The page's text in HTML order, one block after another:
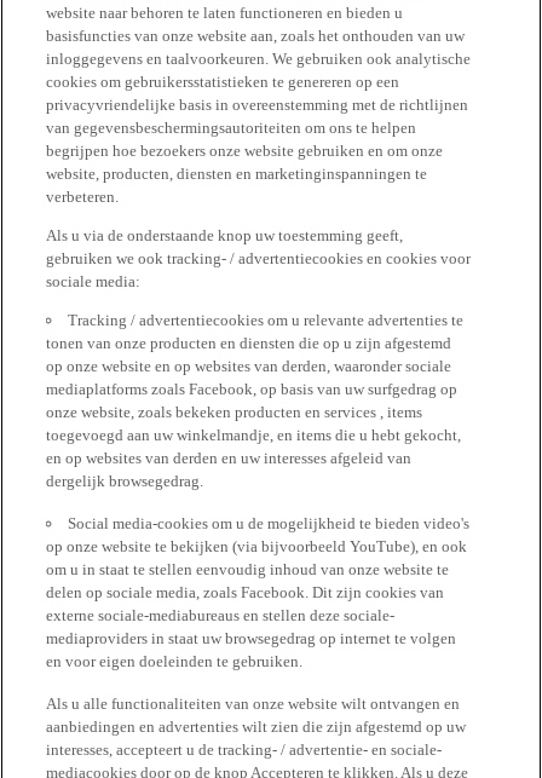
website naar behoren te laten functioneren en bieden u
basisfuncties van onze website aan, zoals het onthouden van uw
inloggegevens en taalvoorkeuren. We gebruiken ook analytische
cookies om gebruikersstatistieken te genereren op een
privacyvriendelijke basis in overeenstemming met de richtlijnen
van gegevensbeschermingsautoriteiten om ons te helpen
begrijpen hoe bezoekers onze website gebruiken en om onze
website, producten, diensten en marketinginspanningen te
verbeteren.
Als u via de onderstaande knop uw toestemming geeft,
gebruiken we ook tracking- / advertentiecookies en cookies voor
sociale media:
Tracking / advertentiecookies om u relevante advertenties te
tonen van onze producten en diensten die op u zijn afgestemd
op onze website en op websites van derden, waaronder sociale
mediaplatforms zoals Facebook, op basis van uw surfgedrag op
onze website, zoals bekeken producten en services , items
toegevoegd aan uw winkelmandje, en items die u hebt gekocht,
en op websites van derden en uw interesses afgeleid van
dergelijk browsegedrag.
Social media-cookies om u de mogelijkheid te bieden video's
op onze website te bekijken (via bijvoorbeeld YouTube), en ook
om u in staat te stellen eenvoudig inhoud van onze website te
delen op sociale media, zoals Facebook. Dit zijn cookies van
externe sociale-mediabureaus en stellen deze sociale-
mediaproviders in staat uw browsegedrag op internet te volgen
en voor eigen doeleinden te gebruiken.
Als u alle functionaliteiten van onze website wilt ontvangen en
aanbiedingen en advertenties wilt zien die zijn afgestemd op uw
interesses, accepteert u de tracking- / advertentie- en sociale-
mediacookies door op de knop Accepteren te klikken. Als u deze